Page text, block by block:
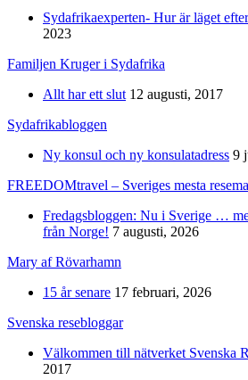
Sydafrikaexperten- Hur är läget
2023
Familjen Kruger i Sydafrika
Allt har ett slut 12 augusti, 2017
Sydafrikabloggen
Ny konsul och ny konsulatadress 9
FREEDOMtravel – Sveriges mesta
Fredagsbloggen: Nu i Sverige …
från Norge! 7 augusti, 2026
Mary af Rövarhamn
15 år senare 17 februari, 2026
Svenska resebloggar
Välkommen till nätverket Svenska
2017